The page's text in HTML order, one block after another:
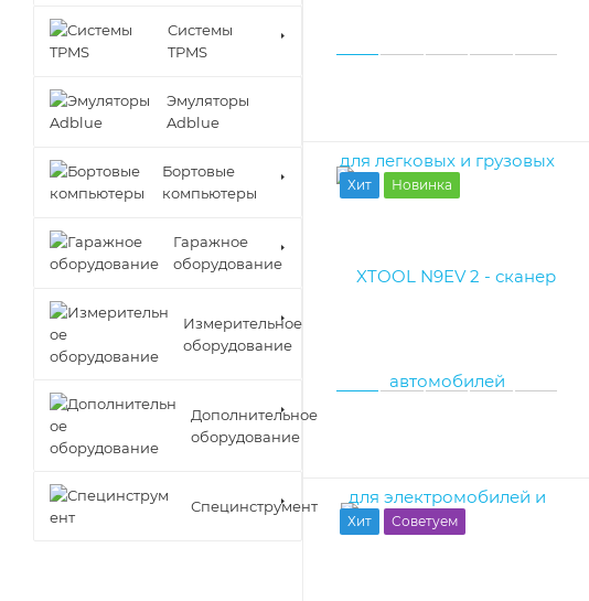
Хит Новинка
Хит Советуем
Cистемы
TPMS
Эмуляторы
Adblue
Бортовые
компьютеры
Гаражное
оборудование
Измерительное
оборудование
Дополнительное
оборудование
Специнструмент